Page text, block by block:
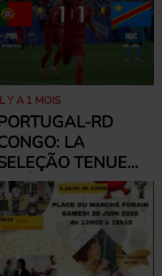
KOUR
Y A 1 MOIS
RD
LA
TENUE
ÉCHEC, LES
UN
POINT HÉROÏQUE
À HOUSTON